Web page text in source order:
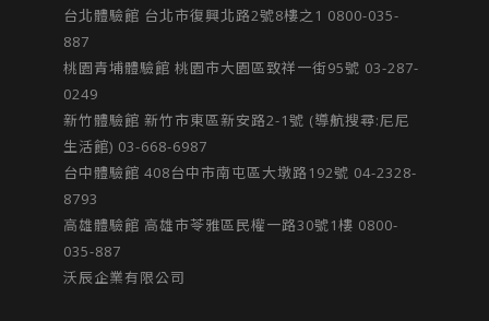
台北體驗館 台北市復興北路2號8樓之1 0800-035-
887
桃園青埔體驗館 桃園市大園區致祥一街95號 03-287-
0249
新竹體驗館 新竹市東區新安路2-1號 (導航搜尋:尼尼
生活館) 03-668-6987
台中體驗館​ 408台中市南屯區大墩路192號​ 04-2328-
8793
高雄體驗館 高雄市苓雅區民權一路30號1樓 0800-
035-887
沃辰企業有限公司